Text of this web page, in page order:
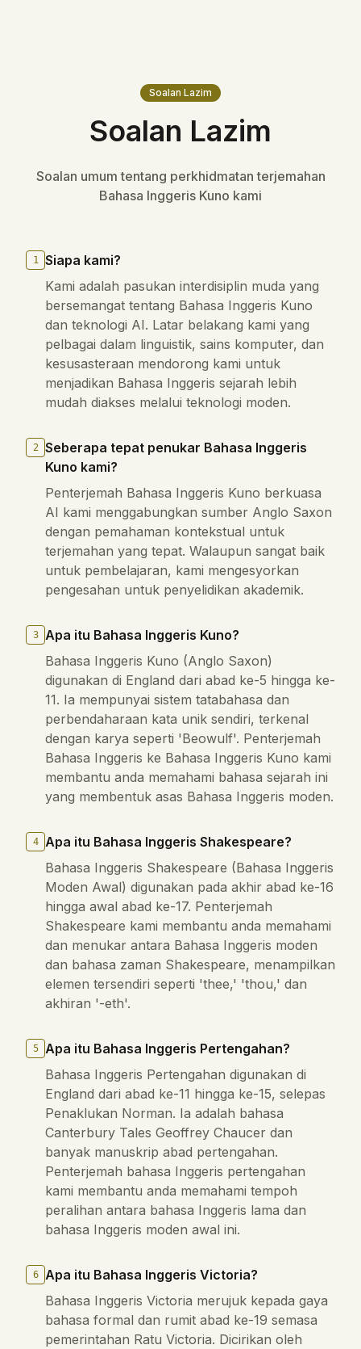
Soalan Lazim
Soalan Lazim
Soalan umum tentang perkhidmatan terjemahan
Bahasa Inggeris Kuno kami
1
Siapa kami?
Kami adalah pasukan interdisiplin muda yang
bersemangat tentang Bahasa Inggeris Kuno
dan teknologi AI. Latar belakang kami yang
pelbagai dalam linguistik, sains komputer, dan
kesusasteraan mendorong kami untuk
menjadikan Bahasa Inggeris sejarah lebih
mudah diakses melalui teknologi moden.
2
Seberapa tepat penukar Bahasa Inggeris
Kuno kami?
Penterjemah Bahasa Inggeris Kuno berkuasa
AI kami menggabungkan sumber Anglo Saxon
dengan pemahaman kontekstual untuk
terjemahan yang tepat. Walaupun sangat baik
untuk pembelajaran, kami mengesyorkan
pengesahan untuk penyelidikan akademik.
3
Apa itu Bahasa Inggeris Kuno?
Bahasa Inggeris Kuno (Anglo Saxon)
digunakan di England dari abad ke-5 hingga ke-
11. Ia mempunyai sistem tatabahasa dan
perbendaharaan kata unik sendiri, terkenal
dengan karya seperti 'Beowulf'. Penterjemah
Bahasa Inggeris ke Bahasa Inggeris Kuno kami
membantu anda memahami bahasa sejarah ini
yang membentuk asas Bahasa Inggeris moden.
4
Apa itu Bahasa Inggeris Shakespeare?
Bahasa Inggeris Shakespeare (Bahasa Inggeris
Moden Awal) digunakan pada akhir abad ke-16
hingga awal abad ke-17. Penterjemah
Shakespeare kami membantu anda memahami
dan menukar antara Bahasa Inggeris moden
dan bahasa zaman Shakespeare, menampilkan
elemen tersendiri seperti 'thee,' 'thou,' dan
akhiran '-eth'.
5
Apa itu Bahasa Inggeris Pertengahan?
Bahasa Inggeris Pertengahan digunakan di
England dari abad ke-11 hingga ke-15, selepas
Penaklukan Norman. Ia adalah bahasa
Canterbury Tales Geoffrey Chaucer dan
banyak manuskrip abad pertengahan.
Penterjemah bahasa Inggeris pertengahan
kami membantu anda memahami tempoh
peralihan antara bahasa Inggeris lama dan
bahasa Inggeris moden awal ini.
6
Apa itu Bahasa Inggeris Victoria?
Bahasa Inggeris Victoria merujuk kepada gaya
bahasa formal dan rumit abad ke-19 semasa
pemerintahan Ratu Victoria. Dicirikan oleh